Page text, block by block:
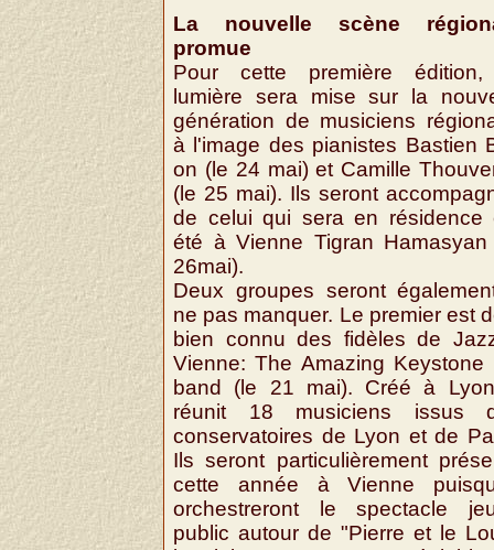
La nouvelle scène
promue
Pour cette première
lumière sera mise sur la
génération de musiciens
à l'image des pianistes Bastien
on (le 24 mai) et Camille
(le 25 mai). Ils seront
de celui qui sera en résidence
été à Vienne Tigran Hamasyan
26mai).
Deux groupes seront
ne pas manquer. Le premier est
bien connu des fidèles de
Vienne: The Amazing Keystone
band (le 21 mai). Créé à
réunit 18 musiciens issus
conservatoires de Lyon et de
Ils seront particulièrement
cette année à Vienne
orchestreront le spectacle
public autour de "Pierre et le